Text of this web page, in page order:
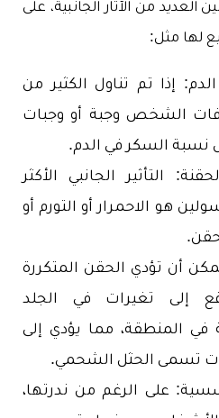
من الآثار الجانبية، على
لها مثل:
إذا تم تناول الكثير من
فات الشخص وجبة أو وجبات
نسبة السكر في الدم.
التأثير الجانبي الأكثر
هو الاحمرار أو التورم أو
أن تؤدي الحقن المتكررة
إلى تغيرات في الجلد
في المنطقة، مما يؤدي إلى
تسمى الحثل الشحمي.
على الرغم من ندرتها،